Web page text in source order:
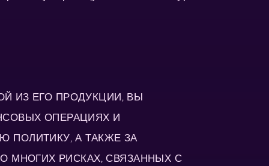
ИЗ ЕГО ПРОДУКЦИИ, ВЫ
ОПЕРАЦИЯХ И
ПОЛИТИКУ, А ТАКЖЕ ЗА
МНОГИХ РИСКАХ, СВЯЗАННЫХ С